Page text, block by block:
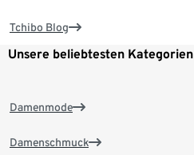
Tchibo Blog
Unsere beliebtesten Kategorien
Damenmode
Damenschmuck